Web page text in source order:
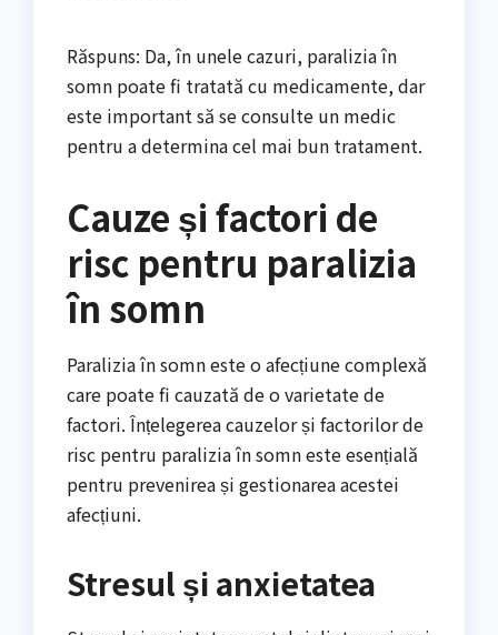
Răspuns: Da, în unele cazuri, paralizia în
somn poate fi tratată cu medicamente, dar
este important să se consulte un medic
pentru a determina cel mai bun tratament.
Cauze și factori de
risc pentru paralizia
în somn
Paralizia în somn este o afecțiune complexă
care poate fi cauzată de o varietate de
factori. Înțelegerea cauzelor și factorilor de
risc pentru paralizia în somn este esențială
pentru prevenirea și gestionarea acestei
afecțiuni.
Stresul și anxietatea